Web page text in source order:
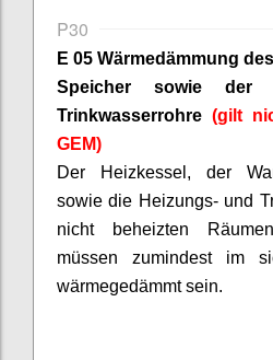
P30
E 05 Wärmedämmung
Speicher sowie der
Trinkwasserrohre (gilt
GEM)
Der Heizkessel, der
sowie die Heizungs- und
nicht beheizten
müssen zumindest im
wärmegedämmt sein.